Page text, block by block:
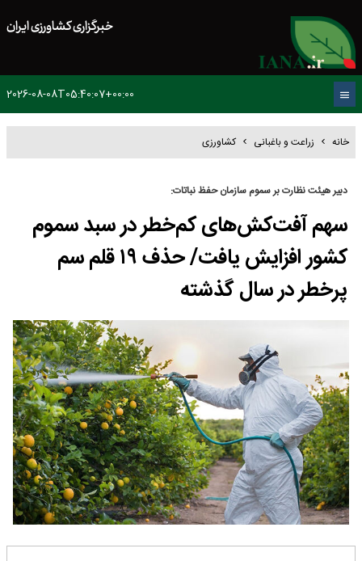
خبرگزاری کشاورزی ایران
2026-08-08T05:40:07+00:00
خانه زراعت و باغبانی کشاورزی
دبیر هیئت نظارت بر سموم سازمان حفظ نباتات:
سهم آفت‌کش‌های کم‌خطر در سبد سموم
کشور افزایش یافت/ حذف ۱۹ قلم سم
پرخطر در سال گذشته